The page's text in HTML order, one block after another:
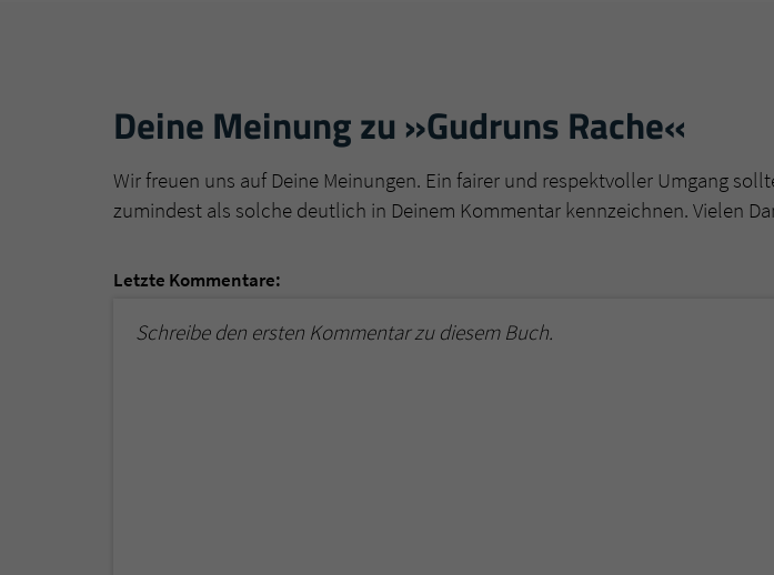
Deine Meinung zu »Gudruns Rache«
Wir freuen uns auf Deine Meinungen. Ein fairer und respektvoller Umgang
zumindest als solche deutlich in Deinem Kommentar kennzeichnen. Vielen
Letzte Kommentare:
Schreibe den ersten Kommentar zu diesem Buch.